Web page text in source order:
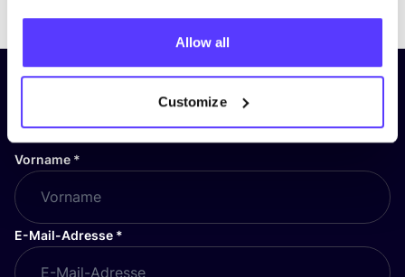
Allow all
Customize
Abonniere unseren Newsletter
und bleibe auf dem Laufenden!
Vorname *
E-Mail-Adresse *